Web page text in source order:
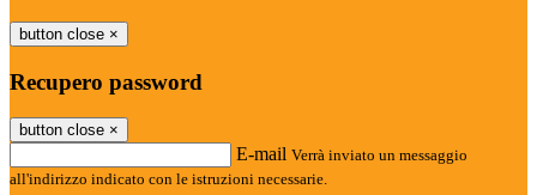
button close ×
Recupero password
button close ×
E-mail Verrà inviato un messaggio
all'indirizzo indicato con le istruzioni necessarie.